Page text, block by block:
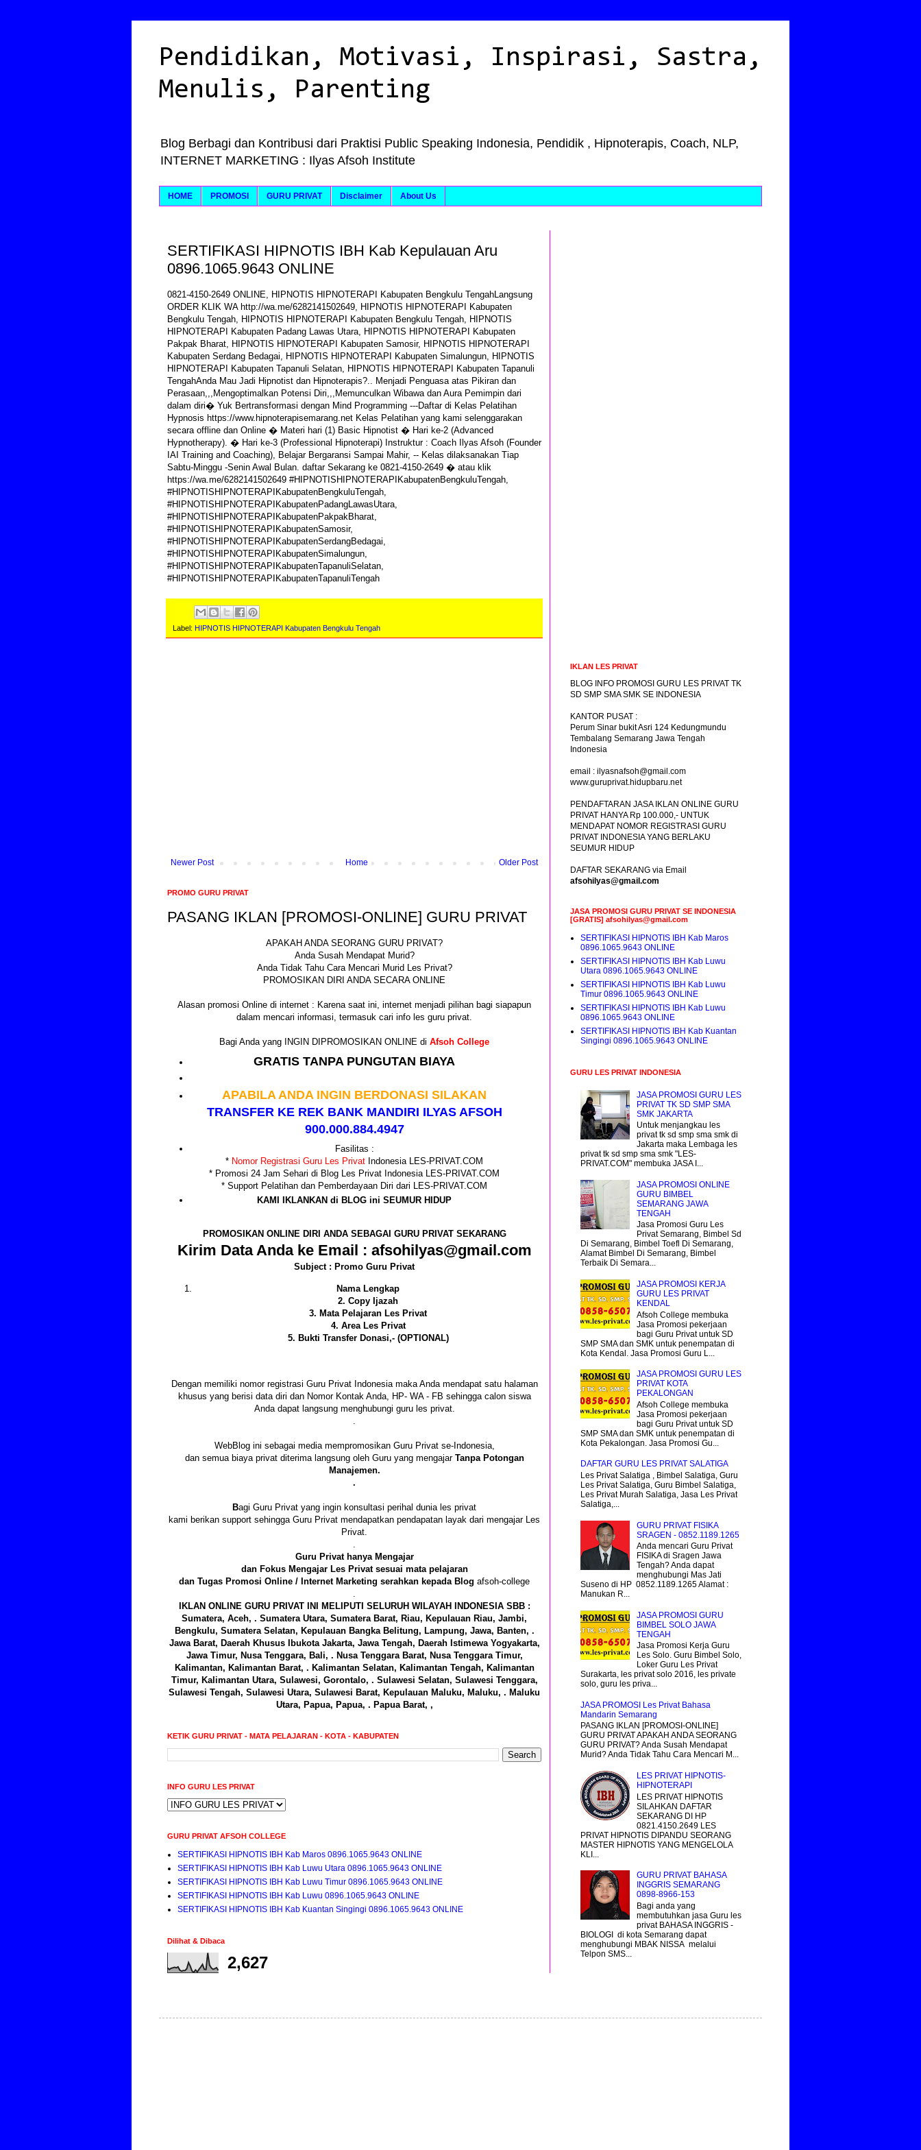
Pendidikan, Motivasi, Inspirasi, Sastra,
Menulis, Parenting
Blog Berbagi dan Kontribusi dari Praktisi Public Speaking Indonesia, Pendidik , Hipnoterapis, Coach, NLP,
INTERNET MARKETING : Ilyas Afsoh Institute
HOME PROMOSI GURU PRIVAT Disclaimer About Us
SERTIFIKASI HIPNOTIS IBH Kab Kepulauan Aru
0896.1065.9643 ONLINE
0821-4150-2649 ONLINE, HIPNOTIS HIPNOTERAPI Kabupaten Bengkulu TengahLangsung
ORDER KLIK WA http://wa.me/6282141502649, HIPNOTIS HIPNOTERAPI Kabupaten
Bengkulu Tengah, HIPNOTIS HIPNOTERAPI Kabupaten Bengkulu Tengah, HIPNOTIS
HIPNOTERAPI Kabupaten Padang Lawas Utara, HIPNOTIS HIPNOTERAPI Kabupaten
Pakpak Bharat, HIPNOTIS HIPNOTERAPI Kabupaten Samosir, HIPNOTIS HIPNOTERAPI
Kabupaten Serdang Bedagai, HIPNOTIS HIPNOTERAPI Kabupaten Simalungun, HIPNOTIS
HIPNOTERAPI Kabupaten Tapanuli Selatan, HIPNOTIS HIPNOTERAPI Kabupaten Tapanuli
TengahAnda Mau Jadi Hipnotist dan Hipnoterapis?.. Menjadi Penguasa atas Pikiran dan
Perasaan,,,Mengoptimalkan Potensi Diri,,,Memunculkan Wibawa dan Aura Pemimpin dari
dalam diri� Yuk Bertransformasi dengan Mind Programming ---Daftar di Kelas Pelatihan
Hypnosis https://www.hipnoterapisemarang.net Kelas Pelatihan yang kami selenggarakan
secara offline dan Online � Materi hari (1) Basic Hipnotist � Hari ke-2 (Advanced
Hypnotherapy). � Hari ke-3 (Professional Hipnoterapi) Instruktur : Coach Ilyas Afsoh (Founder
IAI Training and Coaching), Belajar Bergaransi Sampai Mahir, -- Kelas dilaksanakan Tiap
Sabtu-Minggu -Senin Awal Bulan. daftar Sekarang ke 0821-4150-2649 � atau klik
https://wa.me/6282141502649 #HIPNOTISHIPNOTERAPIKabupatenBengkuluTengah,
#HIPNOTISHIPNOTERAPIKabupatenBengkuluTengah,
#HIPNOTISHIPNOTERAPIKabupatenPadangLawasUtara,
#HIPNOTISHIPNOTERAPIKabupatenPakpakBharat,
#HIPNOTISHIPNOTERAPIKabupatenSamosir,
#HIPNOTISHIPNOTERAPIKabupatenSerdangBedagai,
#HIPNOTISHIPNOTERAPIKabupatenSimalungun,
#HIPNOTISHIPNOTERAPIKabupatenTapanuliSelatan,
#HIPNOTISHIPNOTERAPIKabupatenTapanuliTengah
Label: HIPNOTIS HIPNOTERAPI Kabupaten Bengkulu Tengah
Newer Post Older Post
Home
PROMO GURU PRIVAT
PASANG IKLAN [PROMOSI-ONLINE] GURU PRIVAT
APAKAH ANDA SEORANG GURU PRIVAT?
Anda Susah Mendapat Murid?
Anda Tidak Tahu Cara Mencari Murid Les Privat?
PROMOSIKAN DIRI ANDA SECARA ONLINE
Alasan promosi Online di internet : Karena saat ini, internet menjadi pilihan bagi siapapun
dalam mencari informasi, termasuk cari info les guru privat.
Bagi Anda yang INGIN DIPROMOSIKAN ONLINE di Afsoh College
GRATIS TANPA PUNGUTAN BIAYA
APABILA ANDA INGIN BERDONASI SILAKAN
TRANSFER KE REK BANK MANDIRI ILYAS AFSOH
900.000.884.4947
Fasilitas :
* Nomor Registrasi Guru Les Privat Indonesia LES-PRIVAT.COM
* Promosi 24 Jam Sehari di Blog Les Privat Indonesia LES-PRIVAT.COM
* Support Pelatihan dan Pemberdayaan Diri dari LES-PRIVAT.COM
KAMI IKLANKAN di BLOG ini SEUMUR HIDUP
PROMOSIKAN ONLINE DIRI ANDA SEBAGAI GURU PRIVAT SEKARANG
Kirim Data Anda ke Email : afsohilyas@gmail.com
Subject : Promo Guru Privat
Nama Lengkap
2. Copy Ijazah
3. Mata Pelajaran Les Privat
4. Area Les Privat
5. Bukti Transfer Donasi,- (OPTIONAL)
Dengan memiliki nomor registrasi Guru Privat Indonesia maka Anda mendapat satu halaman
khusus yang berisi data diri dan Nomor Kontak Anda, HP- WA - FB sehingga calon siswa
Anda dapat langsung menghubungi guru les privat.
WebBlog ini sebagai media mempromosikan Guru Privat se-Indonesia,
dan semua biaya privat diterima langsung oleh Guru yang mengajar Tanpa Potongan
Manajemen.
.
Bagi Guru Privat yang ingin konsultasi perihal dunia les privat
kami berikan support sehingga Guru Privat mendapatkan pendapatan layak dari mengajar Les
Privat.
Guru Privat hanya Mengajar
dan Fokus Mengajar Les Privat sesuai mata pelajaran
dan Tugas Promosi Online / Internet Marketing serahkan kepada Blog afsoh-college
IKLAN ONLINE GURU PRIVAT INI MELIPUTI SELURUH WILAYAH INDONESIA SBB :
Sumatera, Aceh, . Sumatera Utara, Sumatera Barat, Riau, Kepulauan Riau, Jambi,
Bengkulu, Sumatera Selatan, Kepulauan Bangka Belitung, Lampung, Jawa, Banten, .
Jawa Barat, Daerah Khusus Ibukota Jakarta, Jawa Tengah, Daerah Istimewa Yogyakarta,
Jawa Timur, Nusa Tenggara, Bali, . Nusa Tenggara Barat, Nusa Tenggara Timur,
Kalimantan, Kalimantan Barat, . Kalimantan Selatan, Kalimantan Tengah, Kalimantan
Timur, Kalimantan Utara, Sulawesi, Gorontalo, . Sulawesi Selatan, Sulawesi Tenggara,
Sulawesi Tengah, Sulawesi Utara, Sulawesi Barat, Kepulauan Maluku, Maluku, . Maluku
Utara, Papua, Papua, . Papua Barat, ,
KETIK GURU PRIVAT - MATA PELAJARAN - KOTA - KABUPATEN
INFO GURU LES PRIVAT
GURU PRIVAT AFSOH COLLEGE
SERTIFIKASI HIPNOTIS IBH Kab Maros 0896.1065.9643 ONLINE
SERTIFIKASI HIPNOTIS IBH Kab Luwu Utara 0896.1065.9643 ONLINE
SERTIFIKASI HIPNOTIS IBH Kab Luwu Timur 0896.1065.9643 ONLINE
SERTIFIKASI HIPNOTIS IBH Kab Luwu 0896.1065.9643 ONLINE
SERTIFIKASI HIPNOTIS IBH Kab Kuantan Singingi 0896.1065.9643 ONLINE
Dilihat & Dibaca
2,627
IKLAN LES PRIVAT
BLOG INFO PROMOSI GURU LES PRIVAT TK
SD SMP SMA SMK SE INDONESIA
KANTOR PUSAT :
Perum Sinar bukit Asri 124 Kedungmundu
Tembalang Semarang Jawa Tengah
Indonesia
email : ilyasnafsoh@gmail.com
www.guruprivat.hidupbaru.net
PENDAFTARAN JASA IKLAN ONLINE GURU
PRIVAT HANYA Rp 100.000,- UNTUK
MENDAPAT NOMOR REGISTRASI GURU
PRIVAT INDONESIA YANG BERLAKU
SEUMUR HIDUP
DAFTAR SEKARANG via Email
afsohilyas@gmail.com
JASA PROMOSI GURU PRIVAT SE INDONESIA
[GRATIS] afsohilyas@gmail.com
SERTIFIKASI HIPNOTIS IBH Kab Maros
0896.1065.9643 ONLINE
SERTIFIKASI HIPNOTIS IBH Kab Luwu
Utara 0896.1065.9643 ONLINE
SERTIFIKASI HIPNOTIS IBH Kab Luwu
Timur 0896.1065.9643 ONLINE
SERTIFIKASI HIPNOTIS IBH Kab Luwu
0896.1065.9643 ONLINE
SERTIFIKASI HIPNOTIS IBH Kab Kuantan
Singingi 0896.1065.9643 ONLINE
GURU LES PRIVAT INDONESIA
JASA PROMOSI GURU LES
PRIVAT TK SD SMP SMA
SMK JAKARTA
Untuk menjangkau les
privat tk sd smp sma smk di
Jakarta maka Lembaga les
privat tk sd smp sma smk "LES-
PRIVAT.COM" membuka JASA I...
JASA PROMOSI ONLINE
GURU BIMBEL
SEMARANG JAWA
TENGAH
Jasa Promosi Guru Les
Privat Semarang, Bimbel Sd
Di Semarang, Bimbel Toefl Di Semarang,
Alamat Bimbel Di Semarang, Bimbel
Terbaik Di Semara...
JASA PROMOSI KERJA
GURU LES PRIVAT
KENDAL
Afsoh College membuka
Jasa Promosi pekerjaan
bagi Guru Privat untuk SD
SMP SMA dan SMK untuk penempatan di
Kota Kendal. Jasa Promosi Guru L...
JASA PROMOSI GURU LES
PRIVAT KOTA
PEKALONGAN
Afsoh College membuka
Jasa Promosi pekerjaan
bagi Guru Privat untuk SD
SMP SMA dan SMK untuk penempatan di
Kota Pekalongan. Jasa Promosi Gu...
DAFTAR GURU LES PRIVAT SALATIGA
Les Privat Salatiga , Bimbel Salatiga, Guru
Les Privat Salatiga, Guru Bimbel Salatiga,
Les Privat Murah Salatiga, Jasa Les Privat
Salatiga,...
GURU PRIVAT FISIKA
SRAGEN - 0852.1189.1265
Anda mencari Guru Privat
FISIKA di Sragen Jawa
Tengah? Anda dapat
menghubungi Mas Jati
Suseno di HP 0852.1189.1265 Alamat :
Manukan R...
JASA PROMOSI GURU
BIMBEL SOLO JAWA
TENGAH
Jasa Promosi Kerja Guru
Les Solo. Guru Bimbel Solo,
Loker Guru Les Privat
Surakarta, les privat solo 2016, les private
solo, guru les priva...
JASA PROMOSI Les Privat Bahasa
Mandarin Semarang
PASANG IKLAN [PROMOSI-ONLINE]
GURU PRIVAT APAKAH ANDA SEORANG
GURU PRIVAT? Anda Susah Mendapat
Murid? Anda Tidak Tahu Cara Mencari M...
LES PRIVAT HIPNOTIS-
HIPNOTERAPI
LES PRIVAT HIPNOTIS
SILAHKAN DAFTAR
SEKARANG DI HP
0821.4150.2649 LES
PRIVAT HIPNOTIS DIPANDU SEORANG
MASTER HIPNOTIS YANG MENGELOLA
KLI...
GURU PRIVAT BAHASA
INGGRIS SEMARANG
0898-8966-153
Bagi anda yang
membutuhkan jasa Guru les
privat BAHASA INGGRIS -
BIOLOGI di kota Semarang dapat
menghubungi MBAK NISSA melalui
Telpon SMS...